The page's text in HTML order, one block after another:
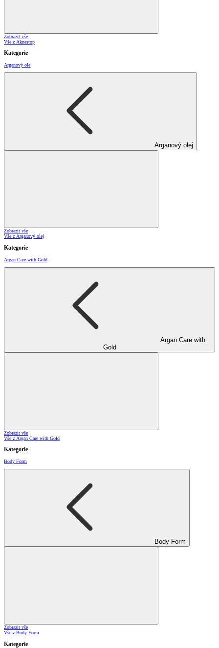
Zobrazit vše
Vše z Aknestop
Kategorie
Arganový olej
Arganový olej
Zobrazit vše
Vše z Arganový olej
Kategorie
Argan Care with Gold
Argan Care with
Gold
Zobrazit vše
Vše z Argan Care with Gold
Kategorie
Body Form
Body Form
Zobrazit vše
Vše z Body Form
Kategorie